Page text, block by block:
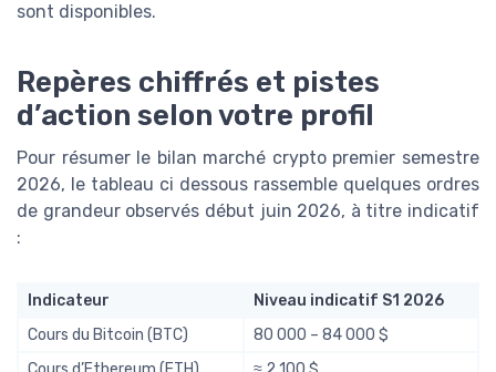
sont disponibles.
Repères chiffrés et pistes
d’action selon votre profil
Pour résumer le bilan marché crypto premier semestre
2026, le tableau ci dessous rassemble quelques ordres
de grandeur observés début juin 2026, à titre indicatif
:
Indicateur
Niveau indicatif S1 2026
Cours du Bitcoin (BTC)
80 000 – 84 000 $